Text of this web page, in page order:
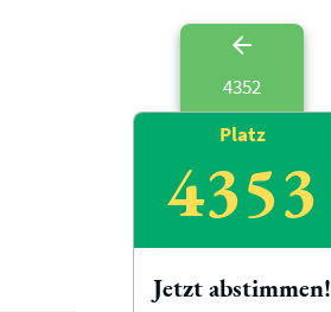
4352
Platz
4353
Jetzt abstimmen!